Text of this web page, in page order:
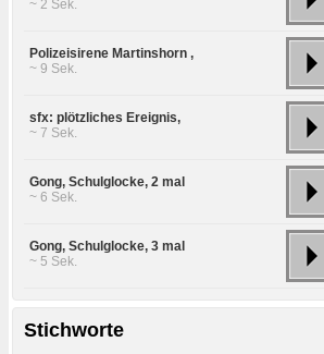
~ 2 Sek.
Polizeisirene Martinshorn ,
~ 9 Sek.
sfx: plötzliches Ereignis,
~ 7 Sek.
Gong, Schulglocke, 2 mal
~ 6 Sek.
Gong, Schulglocke, 3 mal
~ 5 Sek.
Stichworte